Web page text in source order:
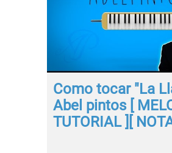
Como tocar "La
Abel pintos [
TUTORIAL ][